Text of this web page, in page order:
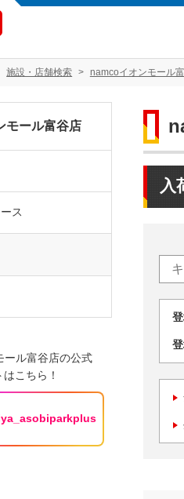
施設・店舗検索 namcoイオンモール
入
モール富谷店
ス
ール富谷店の公式
こちら！